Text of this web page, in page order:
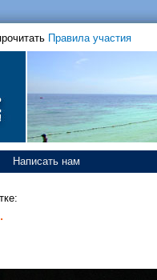
Правила участия
Написать нам